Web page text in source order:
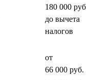
180 000 руб.
до вычета
налогов
от
66 000 руб.